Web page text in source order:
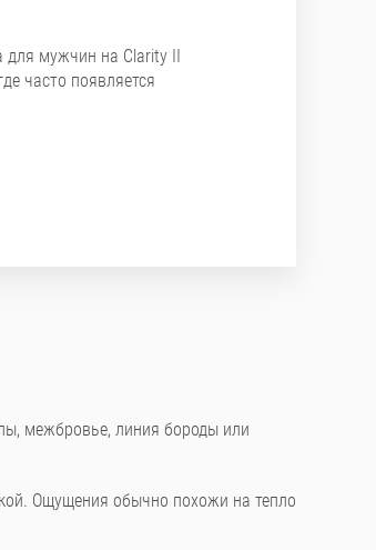
для мужчин на Clarity II
часто появляется
межбровье, линия бороды или
Ощущения обычно похожи на тепло